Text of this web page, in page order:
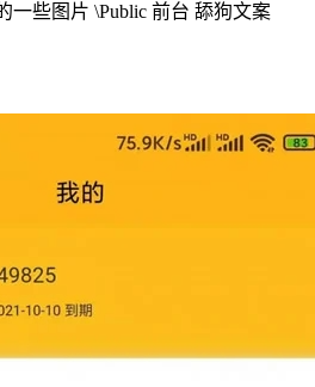
一些图片 \Public 前台 舔狗文案